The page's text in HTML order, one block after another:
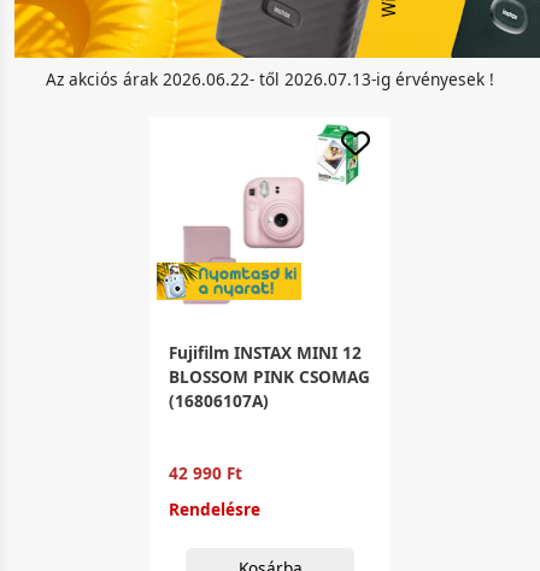
Az akciós árak 2026.06.22- től 2026.07.13-ig érvényesek !
Fujifilm INSTAX MINI 12
BLOSSOM PINK CSOMAG
(16806107A)
42 990 Ft
Rendelésre